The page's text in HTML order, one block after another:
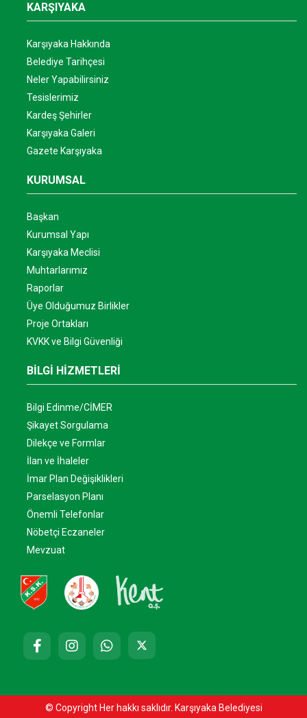
KARŞIYAKA
Karşıyaka Hakkında
Belediye Tarihçesi
Neler Yapabilirsiniz
Tesislerimiz
Kardeş Şehirler
Karşıyaka Galeri
Gazete Karşıyaka
KURUMSAL
Başkan
Kurumsal Yapı
Karşıyaka Meclisi
Muhtarlarımız
Raporlar
Üye Olduğumuz Birlikler
Proje Ortakları
KVKK ve Bilgi Güvenliği
BİLGİ HİZMETLERİ
Bilgi Edinme/CİMER
Şikayet Sorgulama
Dilekçe ve Formlar
İlan ve İhaleler
İmar Plan Değişiklikleri
Parselasyon Planı
Önemli Telefonlar
Nöbetçi Eczaneler
Mevzuat
© Copyright Her hakkı saklıdır. Karşıyaka Belediyesi